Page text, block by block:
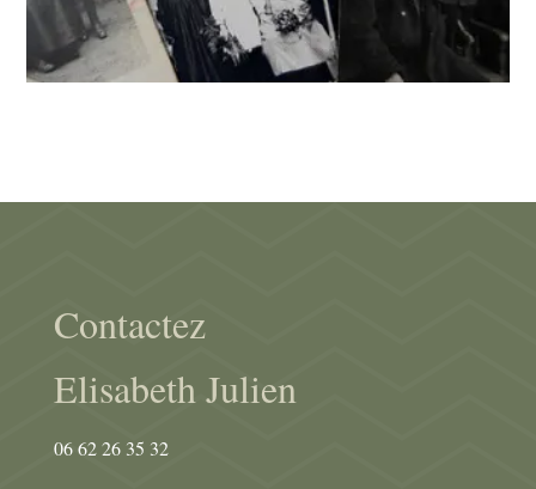
Contactez
Elisabeth Julien
06 62 26 35 32